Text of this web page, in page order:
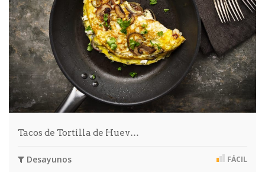
Tacos de Tortilla de Huev…
Desayunos FÁCIL